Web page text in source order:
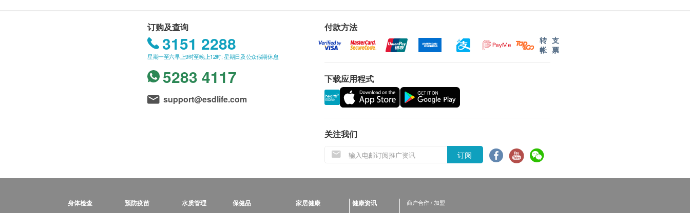
订购及查询
3151 2288
星期一至六早上9时至晚上12时; 星期日及公众假期休息
5283 4117
support@esdlife.com
付款方法
转
帐
支
票
下载应用程式
关注我们
订阅
身体检查 预防疫苗 水质管理 保健品 家居健康 健康资讯
商户合作 / 加盟